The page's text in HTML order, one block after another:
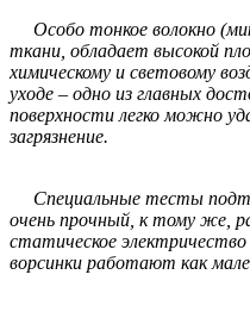
Особо тонкое волокно
ткани, обладает высокой
химическому и световому
уходе – одно из главных
поверхности легко можно
загрязнение.
Специальные тесты
очень прочный, к тому же,
статическое
ворсинки работают как